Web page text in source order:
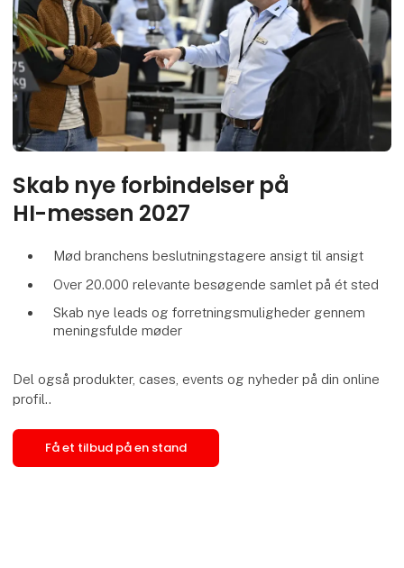
Skab nye forbindelser på
HI-messen 2027
Mød branchens beslutningstagere ansigt til ansigt
Over 20.000 relevante besøgende samlet på ét sted
Skab nye leads og forretningsmuligheder gennem
meningsfulde møder
Del også produkter, cases, events og nyheder på din online
profil..
Få et tilbud på en stand